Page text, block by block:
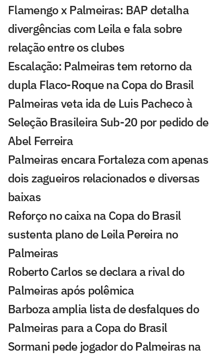
Flamengo x Palmeiras: BAP detalha
divergências com Leila e fala sobre
relação entre os clubes
Escalação: Palmeiras tem retorno da
dupla Flaco-Roque na Copa do Brasil
Palmeiras veta ida de Luis Pacheco à
Seleção Brasileira Sub-20 por pedido de
Abel Ferreira
Palmeiras encara Fortaleza com apenas
dois zagueiros relacionados e diversas
baixas
Reforço no caixa na Copa do Brasil
sustenta plano de Leila Pereira no
Palmeiras
Roberto Carlos se declara a rival do
Palmeiras após polêmica
Barboza amplia lista de desfalques do
Palmeiras para a Copa do Brasil
Sormani pede jogador do Palmeiras na